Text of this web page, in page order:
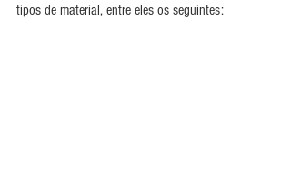
tipos de material, entre eles os seguintes: